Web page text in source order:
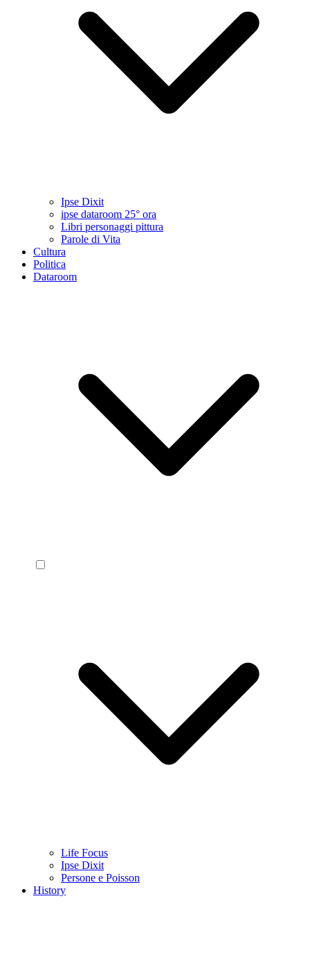
Ipse Dixit
ipse dataroom 25° ora
Libri personaggi pittura
Parole di Vita
Cultura
Politica
Dataroom
Life Focus
Ipse Dixit
Persone e Poisson
History